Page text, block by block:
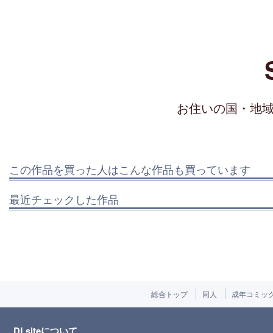
お住いの国・地
この作品を買った人はこんな作品も買っています
最近チェックした作品
総合トップ 同人 成年コミッ